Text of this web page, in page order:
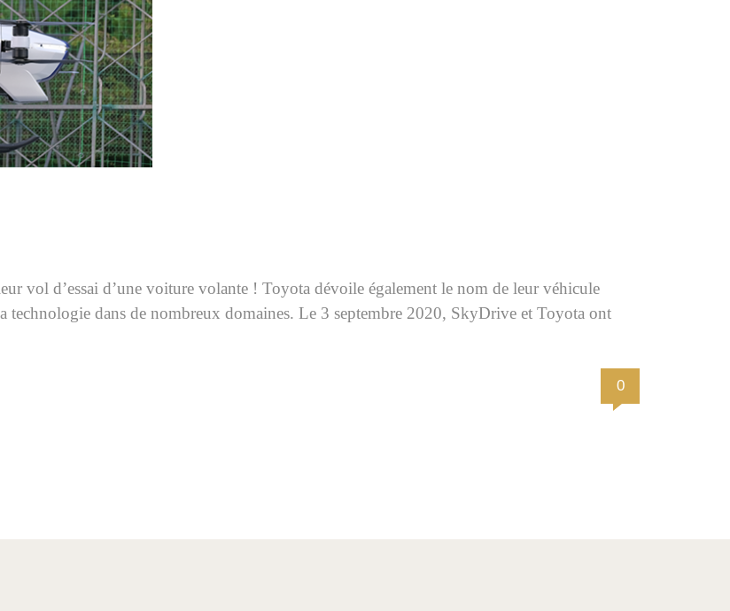
vol d’essai d’une voiture volante ! Toyota dévoile également le nom de leur véhicule
dans de nombreux domaines. Le 3 septembre 2020, SkyDrive et Toyota ont
0